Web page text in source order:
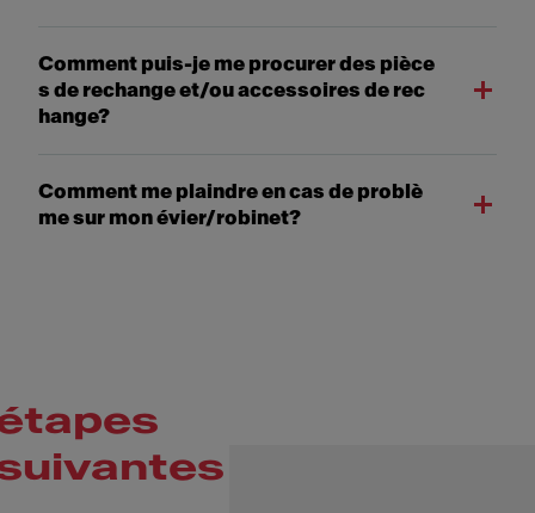
Comment puis-je me procurer des pièce
s de rechange et/ou accessoires de rec
hange?
Comment me plaindre en cas de problè
me sur mon évier/robinet?